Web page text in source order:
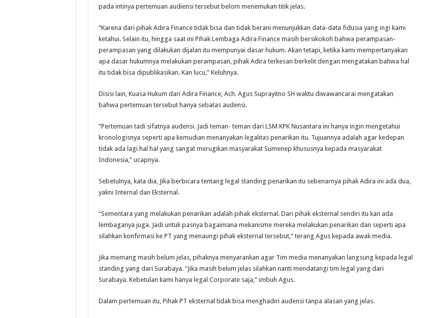
pada intinya pertemuan audiensi tersebut belom menemukan titik jelas.
“Karena dari pihak Adira Finance tidak bisa dan tidak berani menunjukkan data-data fidusia yang ingi kami
ketahui. Selain itu, hingga saat ini Pihak Lembaga Adira Finance masih bersikokoh bahwa perampasan-
perampasan yang dilakukan dijalan itu mempunyai dasar hukum. Akan tetapi, ketika kami mempertanyakan
apa dasar hukumnya melakukan perampasan, pihak Adira terkesan berkelit dengan mengatakan bahwa hal
itu tidak bisa dipublikasikan. Kan lucu,” Keluhnya.
Disisi lain, Kuasa Hukum dari Adira Finance, Ach. Agus Suprayitno SH waktu diwawancarai mengatakan
bahwa pertemuan tersebut hanya sebatas audensi.
“Pertemuan tadi sifatnya audensi. Jadi teman- teman dari LSM KPK Nusantara ini hanya ingin mengetahui
kronologisnya seperti apa kemudian menanyakan legalitas penarikan itu. Tujuannya adalah agar kedepan
tidak ada lagi hal hal yang sangat merugikan masyarakat Sumenep khususnya kepada masyarakat
Indonesia,” ucapnya.
Sebetulnya, kata dia, Jika berbicara tentang legal standing penarikan itu sebenarnya pihak Adira ini ada dua,
yakni Internal dan Eksternal.
“Sementara yang melakukan penarikan adalah pihak eksternal. Dari pihak eksternal sendiri itu kan ada
lembaganya juga. Jadi untuk pasnya bagaimana mekanisme mereka melakukan penarikan dan seperti apa
silahkan konfirmasi ke PT yang menaungi pihak eksternal tersebut,” terang Agus kepada awak media.
Jika memang masih belum jelas, pihaknya menyarankan agar Tim media menanyakan langsung kepada legal
standing yang dari Surabaya. “Jika masih belum jelas silahkan nanti mendatangi tim legal yang dari
Surabaya. Kebetulan kami hanya legal Corporate saja,” imbuh Agus.
Dalam pertemuan itu, Pihak PT eksternal tidak bisa menghadiri audensi tanpa alasan yang jelas.